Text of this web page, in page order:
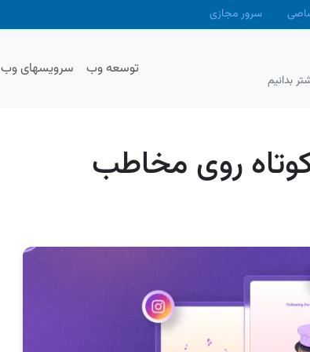
سرور مجازی
بدانیم
توسعه وب سرویسهای وب
کوتاه روی مخاطب